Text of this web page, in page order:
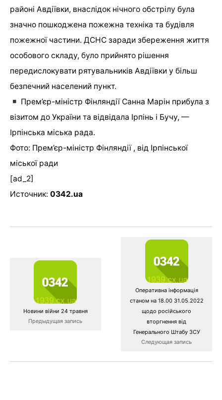
районі Авдіївки, внаслідок нічного обстрілу була
значно пошкоджена пожежна техніка та будівля
пожежної частини. ДСНС заради збереження життя
особового складу, було прийнято рішення
передислокувати рятувальників Авдіївки у більш
безпечний населений пункт.
Прем’єр-міністр Фінляндії Санна Марін прибула з
візитом до України та відвідала Ірпінь і Бучу, —
Ірпінська міська рада.
Фото: Прем’єр-міністр Фінляндії , від Ірпінської
міської ради
[ad_2]
Источник: 0342.ua
Новини війни 24 травня
Предыдущая запись
Оперативна інформація
станом на 18.00 31.05.2022
щодо російського
вторгнення від
Генерального Штабу ЗСУ
Следующая запись